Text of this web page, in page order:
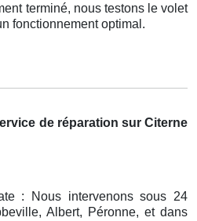
terminé, nous testons le volet
fonctionnement optimal.
de réparation sur Citerne
: Nous intervenons sous 24
Albert, Péronne, et dans